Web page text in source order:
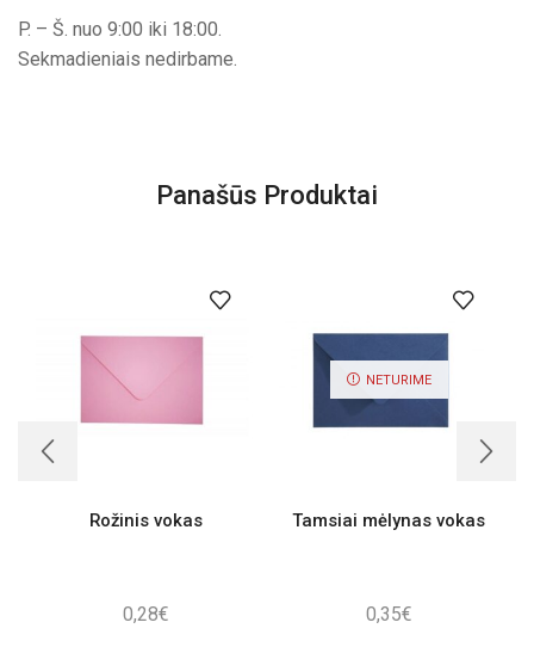
P. – Š. nuo 9:00 iki 18:00.
Sekmadieniais nedirbame.
Panašūs Produktai
Rožinis vokas
0,28€
NETURIME
Tamsiai mėlynas vokas
0,35€